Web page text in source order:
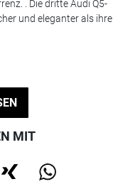
. Die dritte Audi Q5-
und eleganter als ihre
MIT